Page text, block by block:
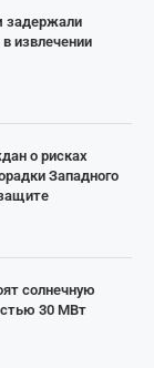
задержали
извлечении
о рисках
Западного
солнечную
30 МВт